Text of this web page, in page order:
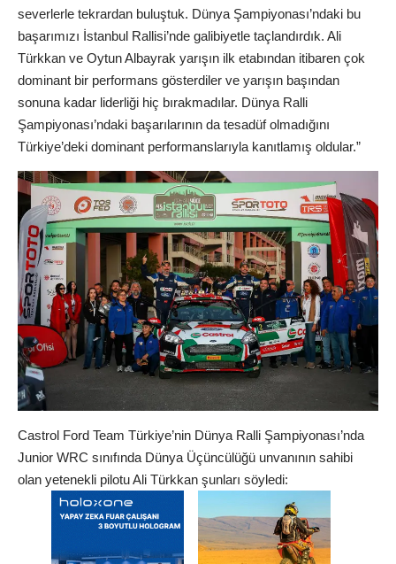
severlerle tekrardan buluştuk. Dünya Şampiyonası’ndaki bu
başarımızı İstanbul Rallisi’nde galibiyetle taçlandırdık. Ali
Türkkan ve Oytun Albayrak yarışın ilk etabından itibaren çok
dominant bir performans gösterdiler ve yarışın başından
sonuna kadar liderliği hiç bırakmadılar. Dünya Ralli
Şampiyonası’ndaki başarılarının da tesadüf olmadığını
Türkiye’deki dominant performanslarıyla kanıtlamış oldular.”
Castrol Ford Team Türkiye’nin Dünya Ralli Şampiyonası’nda
Junior WRC sınıfında Dünya Üçüncülüğü unvanının sahibi
olan yetenekli pilotu Ali Türkkan şunları söyledi: